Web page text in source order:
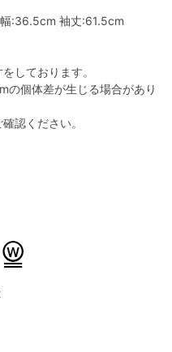
:36.5cm 袖丈:61.5cm
しております。
の個体差が生じる場合があり
認ください。